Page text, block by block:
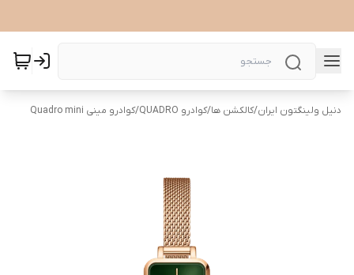
دنیل ولینگتون ایران/کالکشن ها/کوادرو QUADRO /کوادرو مینی Quadro mini